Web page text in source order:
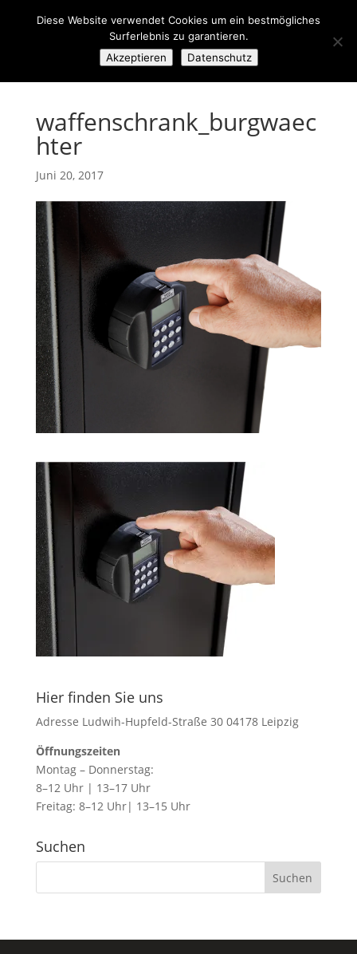
waffenschrank_burgwaec
hter
Juni 20, 2017
Hier finden Sie uns
Adresse Ludwih-Hupfeld-Straße 30 04178 Leipzig
Öffnungszeiten
Montag – Donnerstag:
8–12 Uhr | 13–17 Uhr
Freitag: 8–12 Uhr| 13–15 Uhr
Suchen
Diese Website verwendet Cookies um ein bestmögliches
Surferlebnis zu garantieren.
Akzeptieren
Datenschutz